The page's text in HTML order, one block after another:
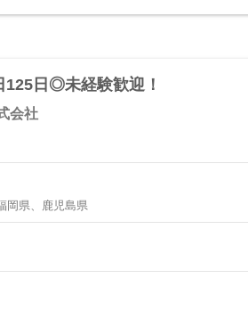
日◎未経験歓迎！
会社
岡県、鹿児島県